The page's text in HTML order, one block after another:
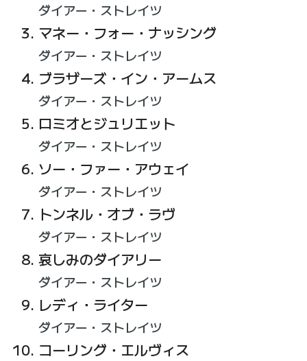
ダイアー・ストレイツ
マネー・フォー・ナッシング
ダイアー・ストレイツ
ブラザーズ・イン・アームス
ダイアー・ストレイツ
ロミオとジュリエット
ダイアー・ストレイツ
ソー・ファー・アウェイ
ダイアー・ストレイツ
トンネル・オブ・ラヴ
ダイアー・ストレイツ
哀しみのダイアリー
ダイアー・ストレイツ
レディ・ライター
ダイアー・ストレイツ
コーリング・エルヴィス